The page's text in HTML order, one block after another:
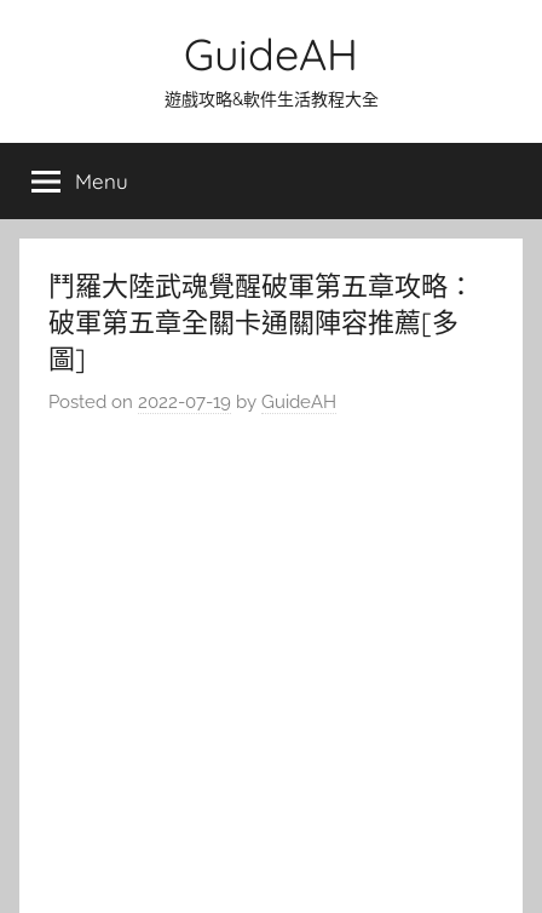
GuideAH
遊戲攻略&軟件生活教程大全
Menu
鬥羅大陸武魂覺醒破軍第五章攻略：
破軍第五章全關卡通關陣容推薦[多
圖]
Posted on 2022-07-19 by GuideAH